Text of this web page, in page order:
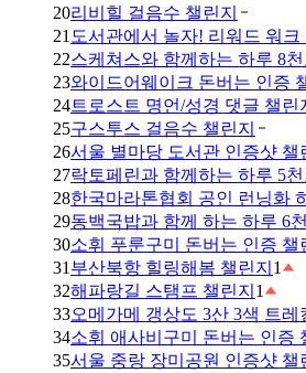
20리비힐 걸음수 챌린지
21 도서관에서 놀자! 리워드 워크
22스케쳐스와 함께하는 하루 8천
23와이드어웨이크 돈버는 인증
24트로스트 명언/성경 댓글 챌린
25구스투스 걸음수 챌린지
26서울 별마당 도서관 인증샷 챌
27락토페린과 함께하는 하루 5
28한국마라톤협회 공인 런닝화
29동백국밥과 함께 하는 하루 6
30소휘 푸룬구미 돈버는 인증 챌
31 부산북항 힐링해봄 챌린지 1
32해파랑길 스탬프 챌린지 1
33오메가메 갱상도 3산 3색 트레
34소휘 애사비구미 돈버는 인증
35서울 중랑 장미공원 인증샷 챌